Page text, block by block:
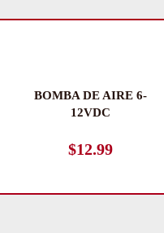
BOMBA DE AIRE 6-
12VDC
$12.99